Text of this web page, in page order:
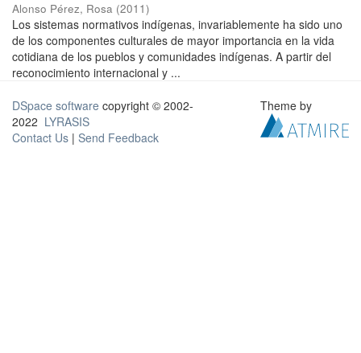
Alonso Pérez, Rosa (2011)
Los sistemas normativos indígenas, invariablemente ha sido uno
de los componentes culturales de mayor importancia en la vida
cotidiana de los pueblos y comunidades indígenas. A partir del
reconocimiento internacional y ...
DSpace software copyright © 2002-
2022 LYRASIS
Contact Us | Send Feedback
Theme by